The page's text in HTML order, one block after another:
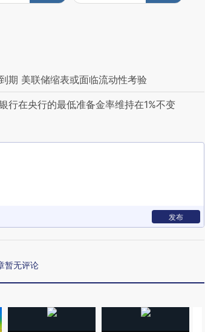
期 美联储缩表或面临流动性考验
行在央行的最低准备金率维持在1%不变
发布
暂无评论